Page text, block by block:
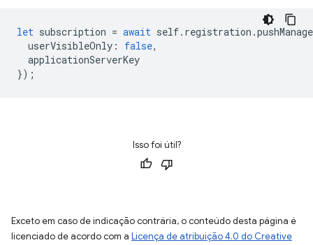
let subscription = await self. registration .
userVisibleOnly : false,
applicationServerKey
});
Isso foi útil?
Exceto em caso de indicação contrária, o conteúdo desta página é
licenciado de acordo com a Licença de atribuição 4.0 do Creative